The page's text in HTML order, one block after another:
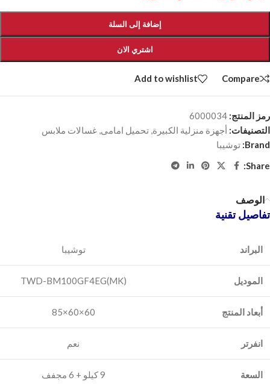
إضافة إلى السلة
اشتري الان
Compare
Add to wishlist
رمز المنتج: 6000034
التصنيفات: أجهزة منزلية الكبيرة, تحميل امامى, غسالات ملابس
Brand: توشيبا
Share:
الوصف
تفاصيل تقنية
البراند ‎توشيبا
الموديل TWD-BM100GF4EG(MK)
أبعاد المنتج 60×60×85
انفرتر
السعة 9 كيلو + 6 مجفف